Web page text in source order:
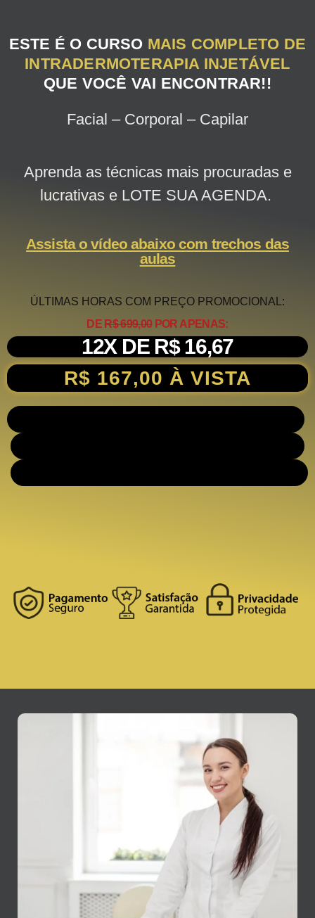
ESTE É O CURSO MAIS COMPLETO DE
INTRADERMOTERAPIA INJETÁVEL
QUE VOCÊ VAI ENCONTRAR!!
Facial – Corporal – Capilar
Aprenda as técnicas mais procuradas e
lucrativas e LOTE SUA AGENDA.
Assista o vídeo abaixo com trechos das
aulas
ÚLTIMAS HORAS COM PREÇO PROMOCIONAL:
DER$ 699,00POR APENAS:
12X DE R$ 16,67
R$ 167,00 À VISTA